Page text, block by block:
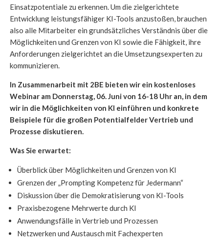
Einsatzpotentiale zu erkennen. Um die zielgerichtete
Entwicklung leistungsfähiger KI-Tools anzustoßen, brauchen
also alle Mitarbeiter ein grundsätzliches Verständnis über die
Möglichkeiten und Grenzen von KI sowie die Fähigkeit, ihre
Anforderungen zielgerichtet an die Umsetzungsexperten zu
kommunizieren.
In Zusammenarbeit mit 2BE bieten wir ein kostenloses
Webinar am Donnerstag, 06. Juni von 16-18 Uhr an, in dem
wir in die Möglichkeiten von KI einführen und konkrete
Beispiele für die großen Potentialfelder Vertrieb und
Prozesse diskutieren.
Was Sie erwartet:
Überblick über Möglichkeiten und Grenzen von KI
Grenzen der „Prompting Kompetenz für Jedermann“
Diskussion über die Demokratisierung von KI-Tools
Praxisbezogene Mehrwerte durch KI
Anwendungsfälle in Vertrieb und Prozessen
Netzwerken und Austausch mit Fachexperten